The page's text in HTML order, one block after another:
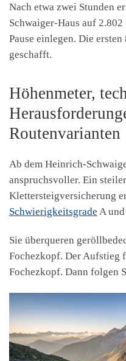
Nach etwa zwei Stunden
Schwaiger-Haus auf
Pause einlegen. Die
geschafft.
Höhenmeter,
Routenvarianten
Ab dem Heinrich-
anspruchsvoller. Ein
Klettersteigversicherung
Schwierigkeitsgrade A
Sie überqueren
Fochezkopf. Der Aufstieg
Fochezkopf. Dann folgen